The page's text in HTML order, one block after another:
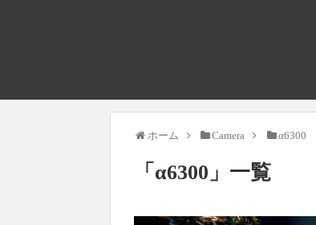
ホーム Camera α6300
「 α6300 」 一覧